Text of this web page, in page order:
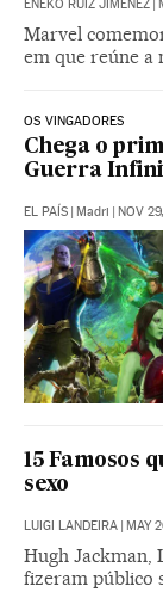
ENEKO RUIZ JIMÉNEZ
Marvel
em que reúne a
OS VINGADORES
Chega o
Guerra
EL PAÍS Madri NOV
15 Famosos
sexo
LUIGI LANDEIRA MAY
Hugh Jackman,
fizeram público